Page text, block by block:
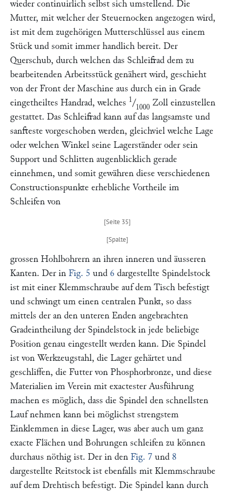
wieder continuirlich selbst sich umstellend. Die
Mutter, mit welcher der Steuernocken angezogen wird,
ist mit dem zugehörigen Mutterschlüssel aus einem
Stück und somit immer handlich bereit. Der
Querschub, durch welchen das Schleifrad dem zu
bearbeitenden Arbeitsstück genähert wird, geschieht
von der Front der Maschine aus durch ein in Grade
eingetheiltes Handrad, welches 1/1000 Zoll einzustellen
gestattet. Das Schleifrad kann auf das langsamste und
sanfteste vorgeschoben werden, gleichviel welche Lage
oder welchen Winkel seine Lagerständer oder sein
Support und Schlitten augenblicklich gerade
einnehmen, und somit gewähren diese verschiedenen
Constructionspunkte erhebliche Vortheile im
Schleifen von
grossen Hohlbohrern an ihren inneren und äusseren
Kanten. Der in Fig. 5 und 6 dargestellte Spindelstock
ist mit einer Klemmschraube auf dem Tisch befestigt
und schwingt um einen centralen Punkt, so dass
mittels der an den unteren Enden angebrachten
Gradeintheilung der Spindelstock in jede beliebige
Position genau eingestellt werden kann. Die Spindel
ist von Werkzeugstahl, die Lager gehärtet und
geschliffen, die Futter von Phosphorbronze, und diese
Materialien im Verein mit exactester Ausführung
machen es möglich, dass die Spindel den schnellsten
Lauf nehmen kann bei möglichst strengstem
Einklemmen in diese Lager, was aber auch um ganz
exacte Flächen und Bohrungen schleifen zu können
durchaus nöthig ist. Der in den Fig. 7 und 8
dargestellte Reitstock ist ebenfalls mit Klemmschraube
auf dem Drehtisch befestigt. Die Spindel kann durch